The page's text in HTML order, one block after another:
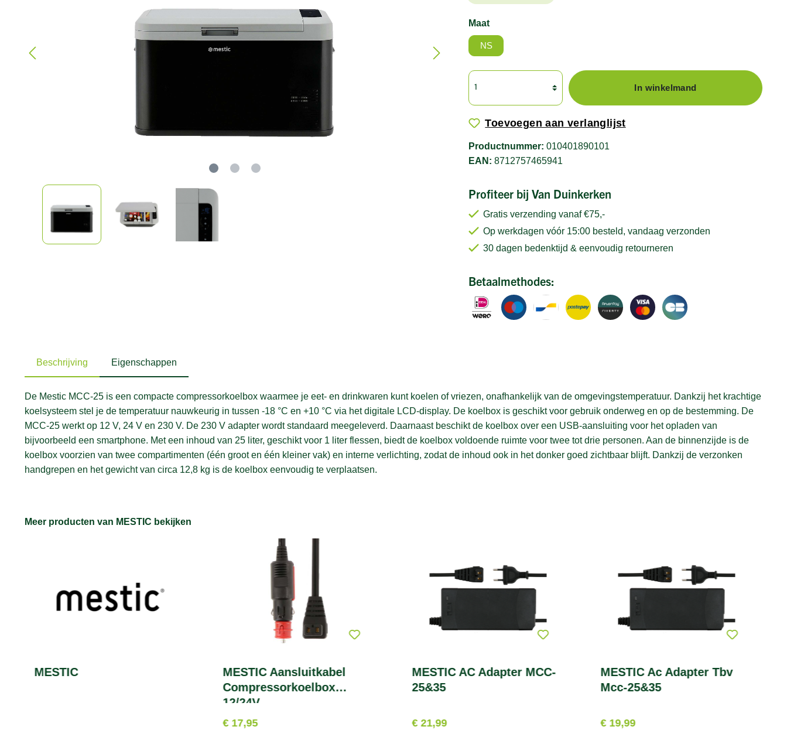
Maat
NS
In winkelmand
Toevoegen aan verlanglijst
Productnummer:010401890101
EAN:8712757465941
Profiteer bij Van Duinkerken
Gratis verzending vanaf €75,-
Op werkdagen vóór 15:00 besteld, vandaag verzonden
30 dagen bedenktijd & eenvoudig retourneren
Betaalmethodes:
Beschrijving Eigenschappen
De Mestic MCC-25 is een compacte compressorkoelbox waarmee je eet- en drinkwaren kunt koelen of vriezen, onafhankelijk van de omgevingstemperatuur. Dankzij het krachtige
koelsysteem stel je de temperatuur nauwkeurig in tussen -18 °C en +10 °C via het digitale LCD-display. De koelbox is geschikt voor gebruik onderweg en op de bestemming. De
MCC-25 werkt op 12 V, 24 V en 230 V. De 230 V adapter wordt standaard meegeleverd. Daarnaast beschikt de koelbox over een USB-aansluiting voor het opladen van
bijvoorbeeld een smartphone. Met een inhoud van 25 liter, geschikt voor 1 liter flessen, biedt de koelbox voldoende ruimte voor twee tot drie personen. Aan de binnenzijde is de
koelbox voorzien van twee compartimenten (één groot en één kleiner vak) en interne verlichting, zodat de inhoud ook in het donker goed zichtbaar blijft. Dankzij de verzonken
handgrepen en het gewicht van circa 12,8 kg is de koelbox eenvoudig te verplaatsen.
Meer producten van MESTIC bekijken
MESTIC
MESTIC Aansluitkabel
Compressorkoelbox
12/24V
€ 17,95
MESTIC AC Adapter MCC-
25&35
€ 21,99
MESTIC Ac Adapter Tbv
Mcc-25&35
€ 19,99